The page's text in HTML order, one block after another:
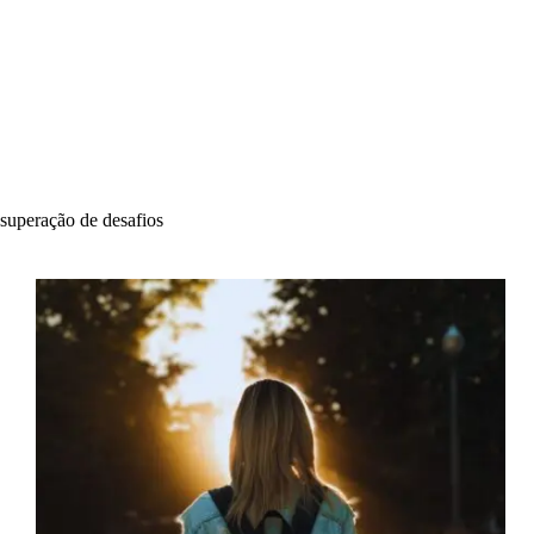
superação de desafios